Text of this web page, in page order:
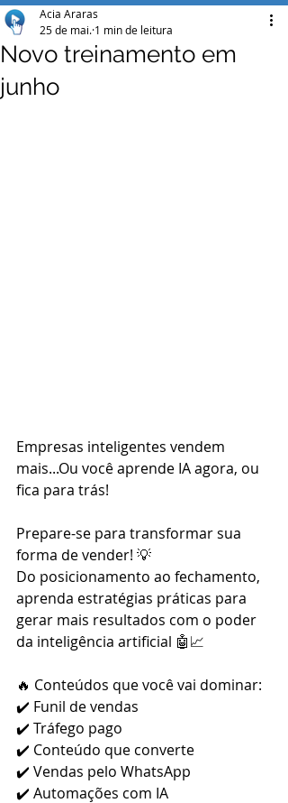
Novo treinamento em
junho
Acia Araras
25 de mai. 1 min de leitura
Empresas inteligentes vendem
mais...Ou você aprende IA agora, ou
fica para trás!
Prepare-se para transformar sua
forma de vender! 💡
Do posicionamento ao fechamento,
aprenda estratégias práticas para
gerar mais resultados com o poder
da inteligência artificial 🤖📈
🔥 Conteúdos que você vai dominar:
✔️ Funil de vendas
✔️ Tráfego pago
✔️ Conteúdo que converte
✔️ Vendas pelo WhatsApp
✔️ Automações com IA